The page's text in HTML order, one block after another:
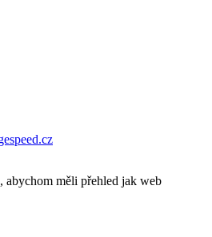
abychom měli přehled jak web